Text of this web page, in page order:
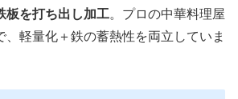
板を打ち出し加工。プロの中華料理屋
、軽量化＋鉄の蓄熱性を両立していま